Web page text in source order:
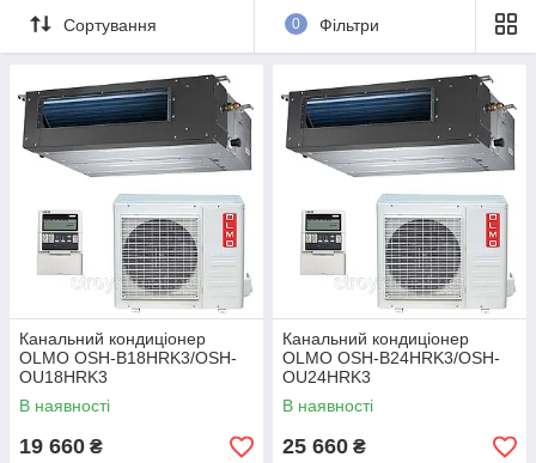
Сортування 0 Фільтри
Канальний кондиціонер
OLMO OSH-B18HRK3/OSH-
OU18HRK3
В наявності
19 660 ₴
Канальний кондиціонер
OLMO OSH-B24HRK3/OSH-
OU24HRK3
В наявності
25 660 ₴